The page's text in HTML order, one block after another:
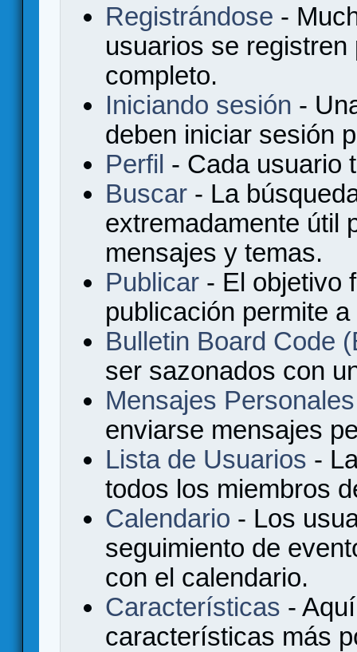
Registrándose -
usuarios se
completo.
Iniciando sesión -
deben iniciar sesión
Perfil - Cada usuario
Buscar - La
extremadamente útil
mensajes y temas.
Publicar - El objetivo
publicación permite
Bulletin Board Code
ser sazonados con
Mensajes Personales
enviarse mensajes
Lista de Usuarios -
todos los miembros
Calendario - Los
seguimiento de
con el calendario.
Características -
características más